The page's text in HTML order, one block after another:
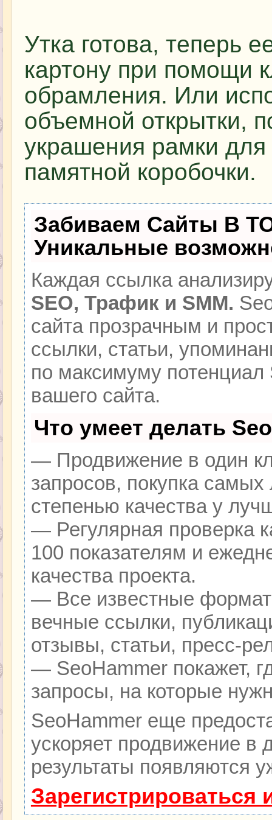
Утка готова, теперь
картону при помощи
обрамления. Или
объемной открытки,
украшения рамки
памятной коробочки.
Забиваем Сайты В
Уникальные
Каждая ссылка
SEO, Трафик и SMM.
сайта прозрачным и
ссылки, статьи,
по максимуму
вашего сайта.
Что умеет делать
— Продвижение в один
запросов, покупка
степенью качества у
— Регулярная проверка
100 показателям и
качества проекта.
— Все известные
вечные ссылки,
отзывы, статьи, пресс-
— SeoHammer покажет,
запросы, на которые
SeoHammer еще
ускоряет продвижение в
результаты появляются